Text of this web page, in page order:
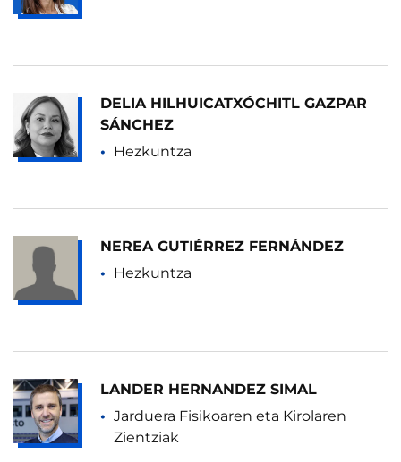
DELIA HILHUICATXÓCHITL GAZPAR
SÁNCHEZ
Hezkuntza
NEREA GUTIÉRREZ FERNÁNDEZ
Hezkuntza
LANDER HERNANDEZ SIMAL
Jarduera Fisikoaren eta Kirolaren
Zientziak